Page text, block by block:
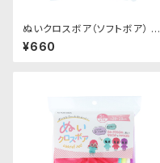
ぬいクロスボア（ソフトボア） ア
ソートセット（パステルカラー）｜
清原株式会社
¥660